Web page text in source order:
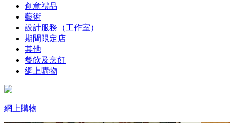
創意禮品
藝術
設計服務（工作室）
期間限定店
其他
餐飲及烹飪
網上購物
網上購物